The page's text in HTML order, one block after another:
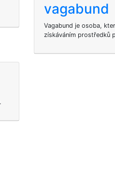
vagabund
Vagabund je osoba,
získáváním prostředků